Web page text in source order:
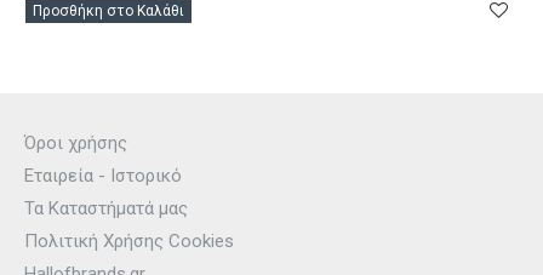
Προσθήκη στο Καλάθι
Όροι χρήσης
Εταιρεία - Ιστορικό
Τα Καταστήματά μας
Πολιτική Χρήσης Cookies